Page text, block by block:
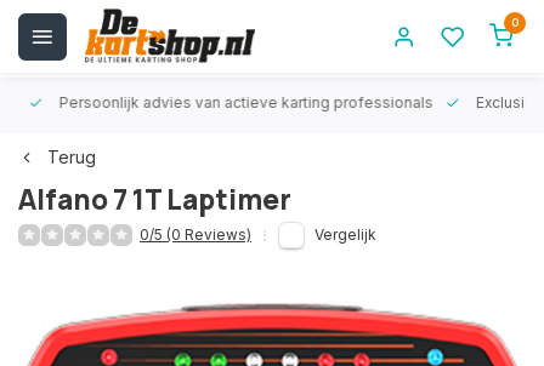
0
Persoonlijk advies van actieve karting professionals
Terug
Alfano 7 1T Laptimer
0/5 (0 Reviews) Vergelijk